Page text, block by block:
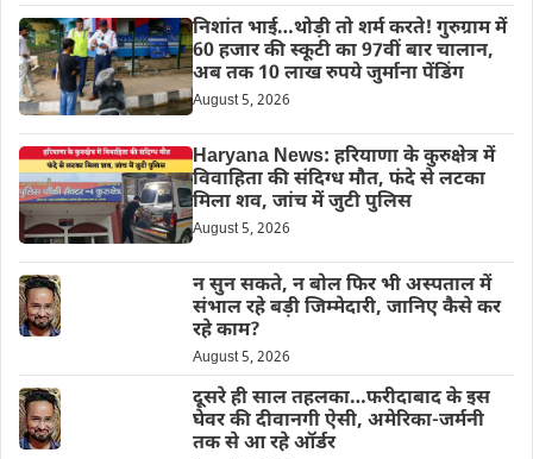
निशांत भाई…थोड़ी तो शर्म करते! गुरुग्राम में
60 हजार की स्कूटी का 97वीं बार चालान,
अब तक 10 लाख रुपये जुर्माना पेंडिंग
August 5, 2026
Haryana News: हरियाणा के कुरुक्षेत्र में
विवाहिता की संदिग्ध मौत, फंदे से लटका
मिला शव, जांच में जुटी पुलिस
August 5, 2026
न सुन सकते, न बोल फिर भी अस्पताल में
संभाल रहे बड़ी जिम्मेदारी, जानिए कैसे कर
रहे काम?
August 5, 2026
दूसरे ही साल तहलका…फरीदाबाद के इस
घेवर की दीवानगी ऐसी, अमेरिका-जर्मनी
तक से आ रहे ऑर्डर